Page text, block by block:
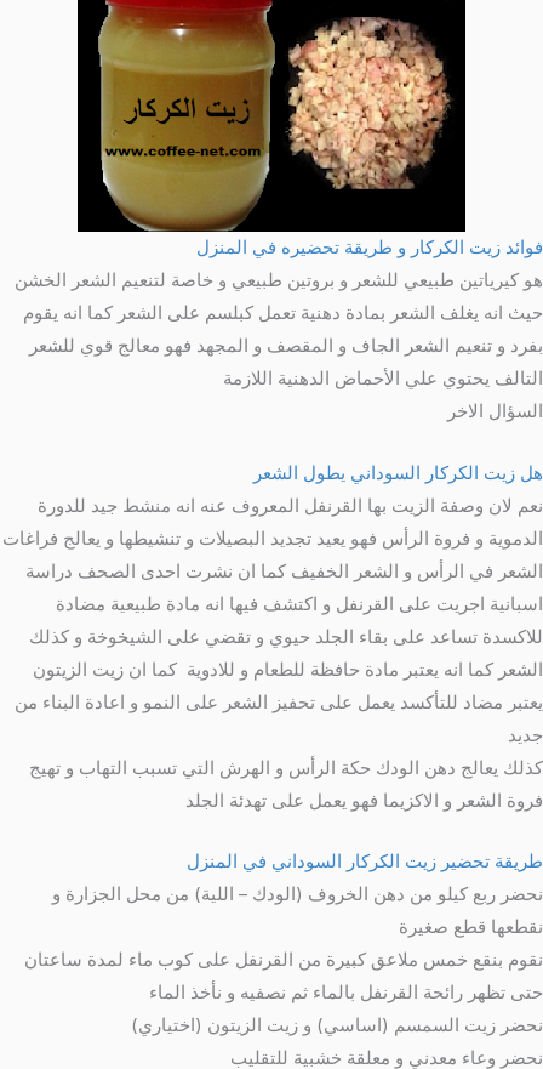
فوائد زيت الكركار و طريقة تحضيره في المنزل
هو كيرياتين طبيعي للشعر و بروتين طبيعي و خاصة لتنعيم الشعر الخشن
حيث انه يغلف الشعر بمادة دهنية تعمل كبلسم على الشعر كما انه يقوم
بفرد و تنعيم الشعر الجاف و المقصف و المجهد فهو معالج قوي للشعر
التالف يحتوي علي الأحماض الدهنية اللازمة
السؤال الاخر
هل زيت الكركار السوداني يطول الشعر
نعم لان وصفة الزيت بها القرنفل المعروف عنه انه منشط جيد للدورة
الدموية و فروة الرأس فهو يعيد تجديد البصيلات و تنشيطها و يعالج فراغات
الشعر في الرأس و الشعر الخفيف كما ان نشرت احدى الصحف دراسة
اسبانية اجريت على القرنفل و اكتشف فيها انه مادة طبيعية مضادة
للاكسدة تساعد على بقاء الجلد حيوي و تقضي على الشيخوخة و كذلك
الشعر كما انه يعتبر مادة حافظة للطعام و للادوية كما ان زيت الزيتون
يعتبر مضاد للتأكسد يعمل على تحفيز الشعر على النمو و اعادة البناء من
جديد
كذلك يعالج دهن الودك حكة الرأس و الهرش التي تسبب التهاب و تهيج
فروة الشعر و الاكزيما فهو يعمل على تهدئة الجلد
طريقة تحضير زيت الكركار السوداني في المنزل
نحضر ربع كيلو من دهن الخروف (الودك – اللية) من محل الجزارة و
نقطعها قطع صغيرة
نقوم بنقع خمس ملاعق كبيرة من القرنفل على كوب ماء لمدة ساعتان
حتى تظهر رائحة القرنفل بالماء ثم نصفيه و نأخذ الماء
نحضر زيت السمسم (اساسي) و زيت الزيتون (اختياري)
نحضر وعاء معدني و معلقة خشبية للتقليب